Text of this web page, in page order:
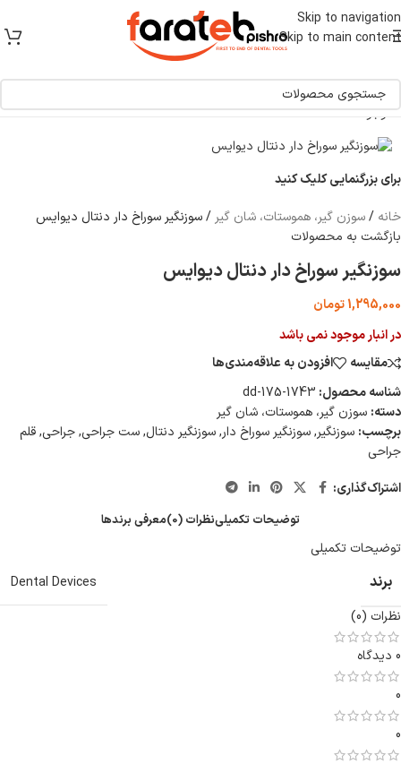
Skip to navigation
Skip to main content
ناموجود
برای بزرگنمایی کلیک کنید
خانه /سوزن گیر، هموستات، شان گیر /سوزنگیر سوراخ دار دنتال دیوایس
بازگشت به محصولات
سوزنگیر سوراخ دار دنتال دیوایس
1,295,000تومان
در انبار موجود نمی باشد
مقایسه
افزودن به علاقه‌مندی‌ها
شناسه محصول: dd-175-1743
دسته: سوزن گیر، هموستات، شان گیر
برچسب: سوزنگیر,سوزنگیر سوراخ دار,سوزنگیر دنتال,ست جراحی,جراحی,قلم
جراحی
اشتراک‌گذاری:
توضیحات تکمیلینظرات (0) معرفی برند‌ها
توضیحات تکمیلی
برند
Dental Devices
نظرات (0)
0 دیدگاه
0
0